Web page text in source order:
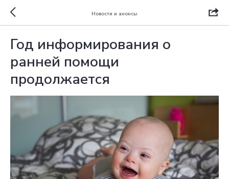
Новости и анонсы
Год информирования о
ранней помощи
продолжается